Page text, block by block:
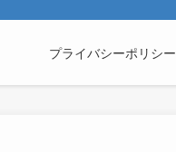
プライバシーポリシー